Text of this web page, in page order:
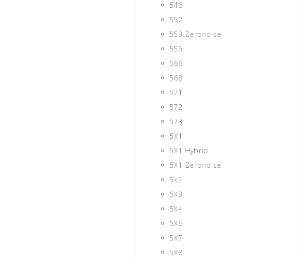
546
552
553 Zeronoise
555
566
568
571
572
573
5X1
5X1 Hybrid
5X1 Zeronoise
5x2
5X3
5X4
5X6
5X7
5X8